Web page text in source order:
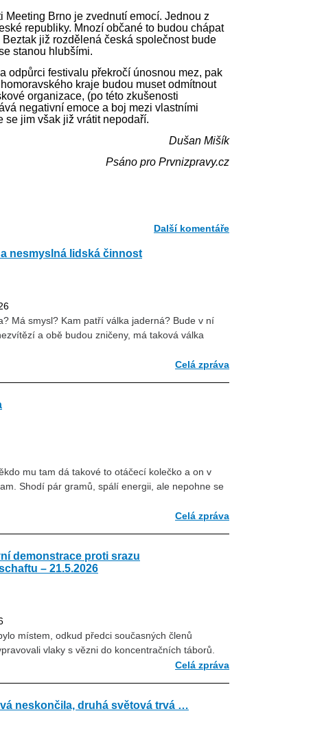
Meeting Brno je zvednutí emocí. Jednou z
republiky. Mnozí občané to budou chápat
již rozdělená česká společnost bude
stanou hlubšími.
odpůrci festivalu překročí únosnou mez, pak
kraje budou muset odmítnout
organizace, (po této zkušenosti
negativní emoce a boj mezi vlastními
se jim však již vrátit nepodaří.
Dušan Mišík
Psáno pro Prvnizpravy.cz
Další komentáře
nesmyslná lidská činnost
Má smysl? Kam patří válka jaderná? Bude v ní
a obě budou zničeny, má taková válka
Celá zpráva
mu tam dá takové to otáčecí kolečko a on v
Shodí pár gramů, spálí energii, ale nepohne se
Celá zpráva
demonstrace proti srazu
– 21.5.2026
místem, odkud předci současných členů
vlaky s vězni do koncentračních táborů.
Celá zpráva
neskončila, druhá světová trvá …